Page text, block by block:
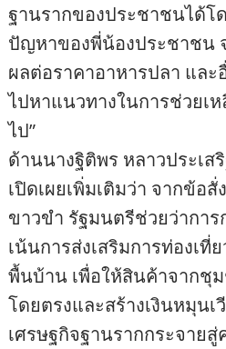
ฐานรากของประชาชนได้โ
ปัญหาของพี่น้องประชาชน
ผลต่อราคาอาหารปลา แล
ไปหาแนวทางในการช่วยเ
ไป”
ด้านนางฐิติพร หลาวประเส
เปิดเผยเพิ่มเติมว่า จากข้อ
ขาวขำ รัฐมนตรีช่วยว่าการ
เน้นการส่งเสริมการท่องเ
พื้นบ้าน เพื่อให้สินค้าจากชุ
โดยตรงและสร้างเงินหมุน
เศรษฐกิจฐานรากกระจายสู่